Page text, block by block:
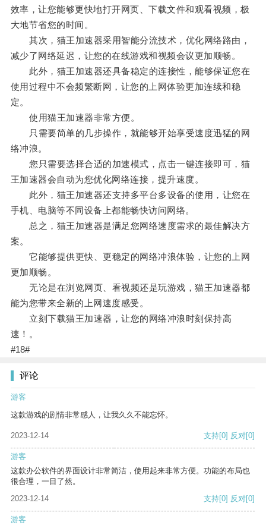
效率，让您能够更快地打开网页、下载文件和观看视频，极
大地节省您的时间。
其次，猫王加速器采用智能分流技术，优化网络路由，
减少了网络延迟，让您的在线游戏和视频会议更加顺畅。
此外，猫王加速器还具备稳定的连接性，能够保证您在
使用过程中不会频繁断网，让您的上网体验更加连续和稳
定。
使用猫王加速器非常方便。
只需要简单的几步操作，就能够开始享受速度迅猛的网
络冲浪。
您只需要选择合适的加速模式，点击一键连接即可，猫
王加速器会自动为您优化网络连接，提升速度。
此外，猫王加速器还支持多平台多设备的使用，让您在
手机、电脑等不同设备上都能畅快访问网络。
总之，猫王加速器是满足您网络速度需求的最佳解决方
案。
它能够提供更快、更稳定的网络冲浪体验，让您的上网
更加顺畅。
无论是在浏览网页、看视频还是玩游戏，猫王加速器都
能为您带来全新的上网速度感受。
立刻下载猫王加速器，让您的网络冲浪时刻保持高
速！。
#18#
评论
游客
这款游戏的剧情非常感人，让我久久不能忘怀。
2023-12-14 支持[0] 反对[0]
游客
这款办公软件的界面设计非常简洁，使用起来非常方便。功能的布局也
很合理，一目了然。
2023-12-14
支持[0] 反对[0]
游客